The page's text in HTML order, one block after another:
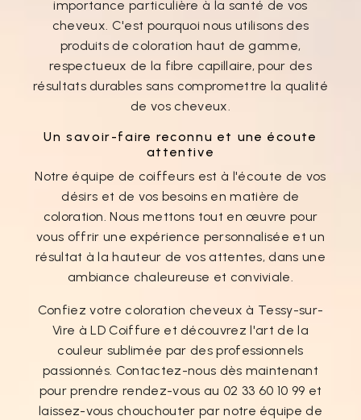
importance particulière à la santé de vos
cheveux. C'est pourquoi nous utilisons des
produits de coloration haut de gamme,
respectueux de la fibre capillaire, pour des
résultats durables sans compromettre la qualité
de vos cheveux.
Un savoir-faire reconnu et une écoute
attentive
Notre équipe de coiffeurs est à l'écoute de vos
désirs et de vos besoins en matière de
coloration. Nous mettons tout en œuvre pour
vous offrir une expérience personnalisée et un
résultat à la hauteur de vos attentes, dans une
ambiance chaleureuse et conviviale.
Confiez votre coloration cheveux à Tessy-sur-
Vire à LD Coiffure et découvrez l'art de la
couleur sublimée par des professionnels
passionnés. Contactez-nous dès maintenant
pour prendre rendez-vous au 02 33 60 10 99 et
laissez-vous chouchouter par notre équipe de